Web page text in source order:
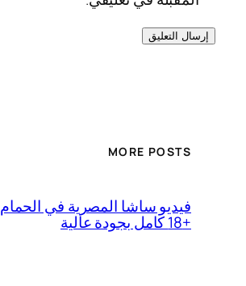
MORE POSTS
فيديو ساشا المصرية في الحمام
+18 كامل بجودة عالية